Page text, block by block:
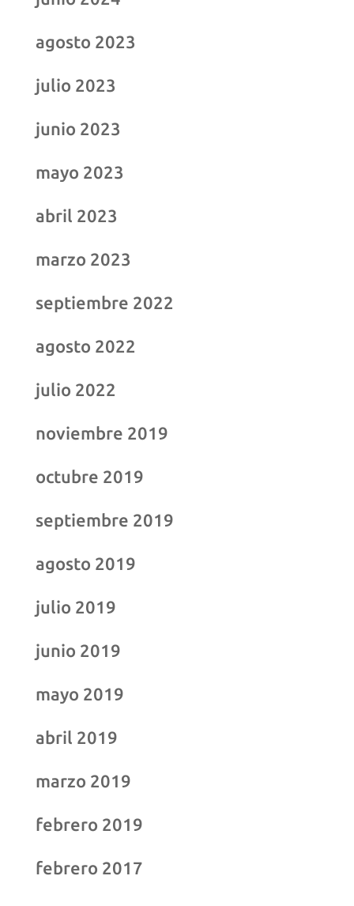
agosto 2023
julio 2023
junio 2023
mayo 2023
abril 2023
marzo 2023
septiembre 2022
agosto 2022
julio 2022
noviembre 2019
octubre 2019
septiembre 2019
agosto 2019
julio 2019
junio 2019
mayo 2019
abril 2019
marzo 2019
febrero 2019
febrero 2017